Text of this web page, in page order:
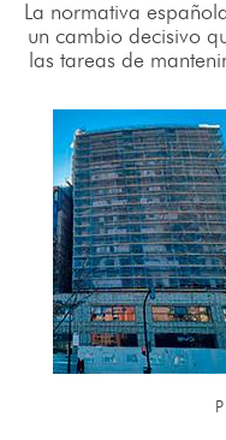
La normativa
un cambio decisivo
las tareas de